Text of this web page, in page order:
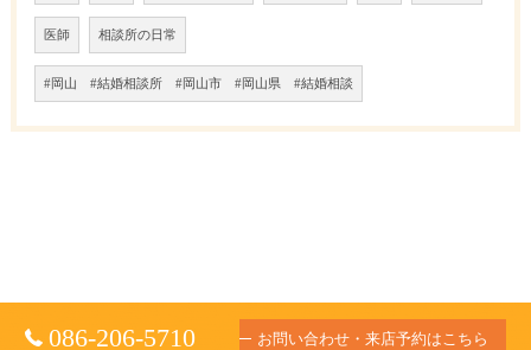
医師 相談所の日常
#岡山 #結婚相談所 #岡山市 #岡山県 #結婚相談
086-206-5710 お問い合わせ・来店予約はこちら